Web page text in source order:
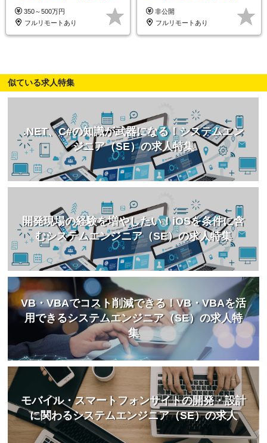
髪色・ネイル・服装自由#残業
少なめ#土日祝休み
350～500万円
フルリモートあり
非公開
フルリモートあり
似ている求人特集
.NET、C#の知識が武器になる！システムエン
ジニア（SE）の求人特集
開発現場の経験を増やしたい！iOSを条件に含
むシステムエンジニア（SE）の求人特集
VB・VBAでコスト削減できる！VB・VBAを活
用できるシステムエンジニア（SE）の求人特
集
モバイル・スマートフォンサイトの開発・設計
に関わるシステムエンジニア（SE）の求人